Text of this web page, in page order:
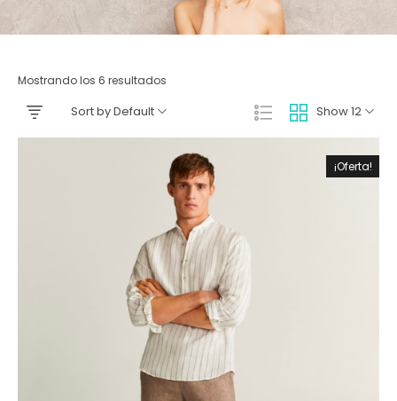
Mostrando los 6 resultados
Show 12
Sort by Default
¡Oferta!